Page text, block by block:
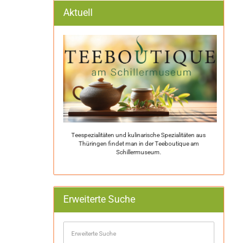
Aktuell
Teespezialitäten und kulinarische Spezialitäten aus
Thüringen findet man in der Teeboutique am
Schillermuseum.
Erweiterte Suche
Suche